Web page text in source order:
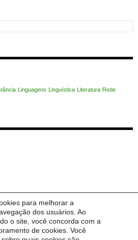
para melhorar a
dos usuários. Ao
o site, você concorda com a
de cookies. Você
Linguagens Linguística Literatura Rede